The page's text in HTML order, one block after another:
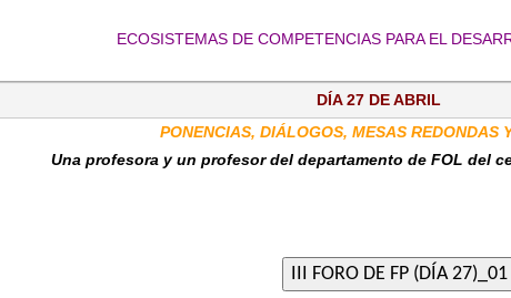
ECOSISTEMAS DE COMPETENCIAS PARA EL
DÍA 27 DE ABRIL
PONENCIAS, DIÁLOGOS, MESAS REDONDAS
Una profesora y un profesor del departamento de FOL del